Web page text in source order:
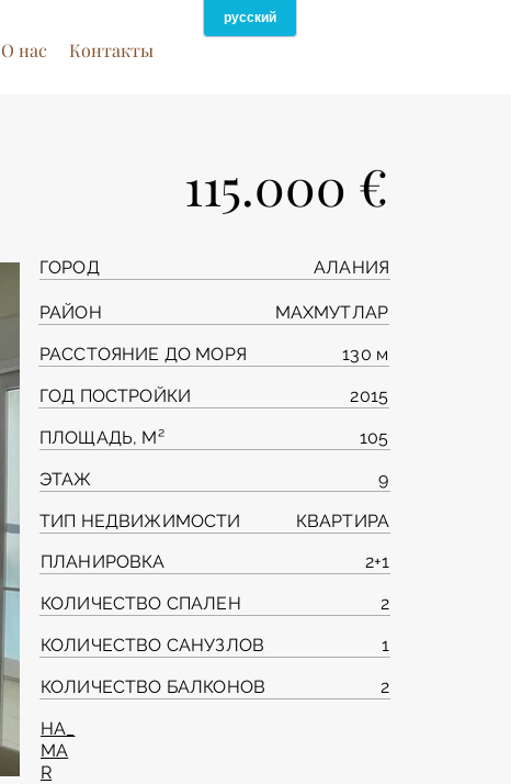
О нас Контакты
115.000 €
ГОРОД АЛАНИЯ
РАЙОН
МАХМУТЛАР
РАССТОЯНИЕ ДО МОРЯ
130 м
ГОД ПОСТРОЙКИ
2015
ПЛОЩАДЬ, М²
105
ЭТАЖ
9
ТИП НЕДВИЖИМОСТИ
КВАРТИРА
ПЛАНИРОВКА
2+1
КОЛИЧЕСТВО СПАЛЕН
2
КОЛИЧЕСТВО САНУЗЛОВ
1
КОЛИЧЕСТВО БАЛКОНОВ
2
HA_
MA
R